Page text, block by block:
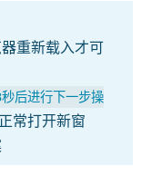
重新载入才可
秒后进行下一步操
常打开新窗